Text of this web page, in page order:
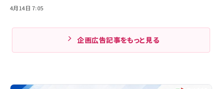
4月14日 7:05
企画広告記事をもっと見る